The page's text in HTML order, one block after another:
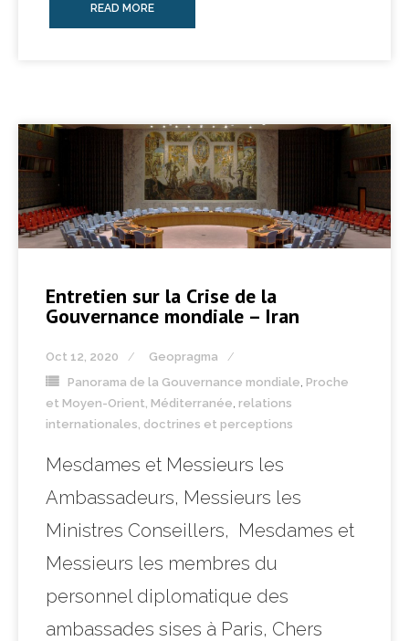
READ MORE
Entretien sur la Crise de la
Gouvernance mondiale – Iran
Oct 12, 2020
Geopragma
Panorama de la Gouvernance mondiale Proche
et Moyen-Orient, Méditerranée relations
internationales, doctrines et perceptions
Mesdames et Messieurs les
Ambassadeurs, Messieurs les
Ministres Conseillers, Mesdames et
Messieurs les membres du
personnel diplomatique des
ambassades sises à Paris, Chers